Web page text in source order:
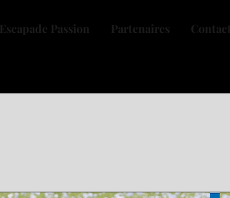
Escapade Passion Partenaires Contact